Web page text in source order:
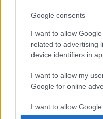
Google consents
I want to allow
related to advertising
device identifiers in
I want to allow my
Google for online
I want to allow
personalized
Címke oblites
Impresszum
Felhasználási feltételek
Előfizetés
Akadálymentesítési